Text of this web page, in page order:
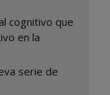
cognitivo que
en la
serie de